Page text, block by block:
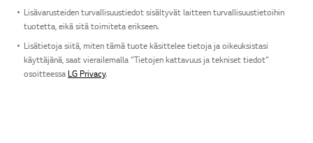
Lisävarusteiden turvallisuustiedot sisältyvät laitteen turvallisuustietoihin
tuotetta, eikä sitä toimiteta erikseen.
Lisätietoja siitä, miten tämä tuote käsittelee tietoja ja oikeuksistasi
käyttäjänä, saat vierailemalla ”Tietojen kattavuus ja tekniset tiedot”
osoitteessa LG Privacy.